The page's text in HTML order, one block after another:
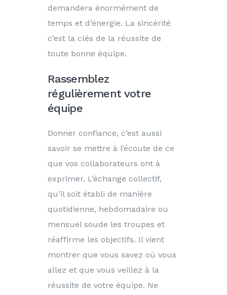
demandera énormément de
temps et d’énergie. La sincérité
c’est la clés de la réussite de
toute bonne équipe.
Rassemblez
régulièrement votre
équipe
Donner confiance, c’est aussi
savoir se mettre à l’écoute de ce
que vos collaborateurs ont à
exprimer. L’échange collectif,
qu’il soit établi de manière
quotidienne, hebdomadaire ou
mensuel soude les troupes et
réaffirme les objectifs. Il vient
montrer que vous savez où vous
allez et que vous veillez à la
réussite de votre équipe. Ne